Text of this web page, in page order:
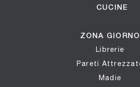
CUCINE
ZONA GIORNO
Librerie
Pareti
Madie